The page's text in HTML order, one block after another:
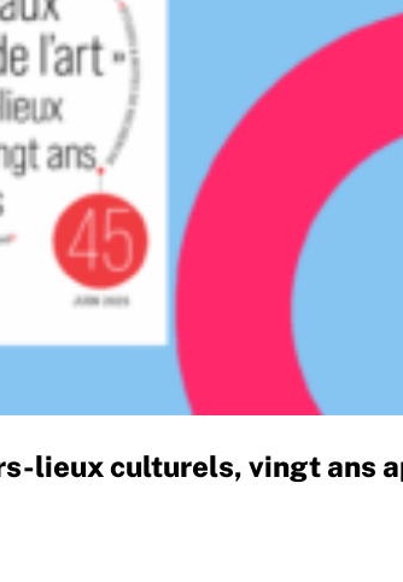
lieux culturels, vingt ans